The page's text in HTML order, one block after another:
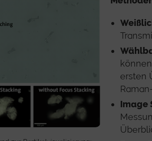
ersten
Image